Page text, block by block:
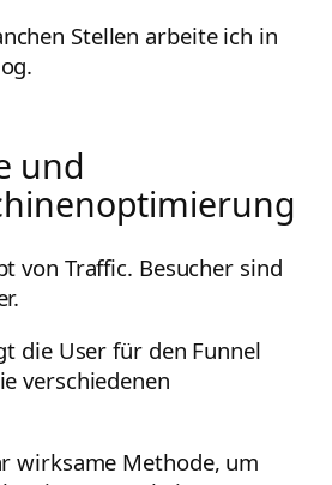
Stellen arbeite ich in
und
von Traffic. Besucher sind
die User für den Funnel
verschiedenen
wirksame Methode, um